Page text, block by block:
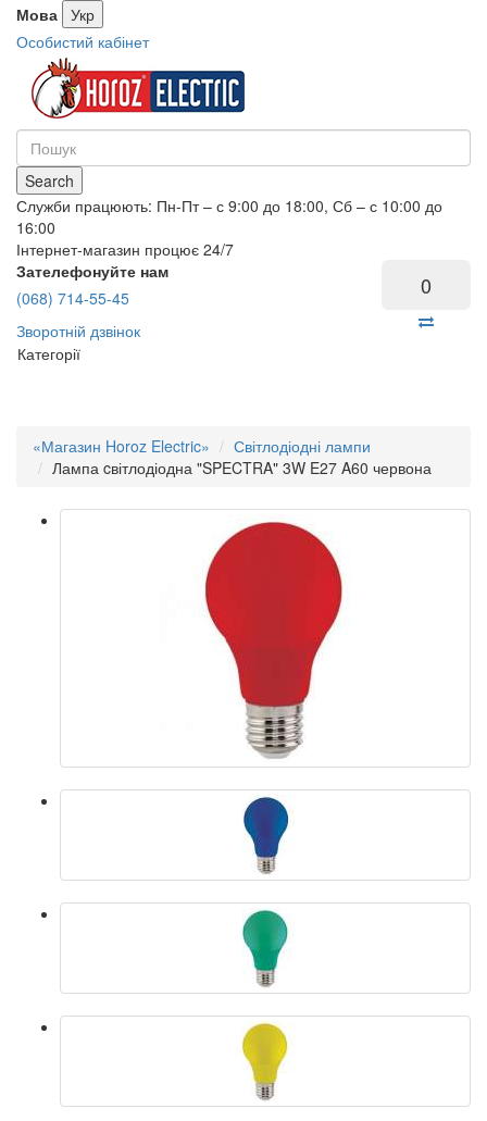
Мова Укр
Особистий кабінет
Search
Служби працюють: Пн-Пт – с 9:00 до 18:00, Сб – с 10:00 до
16:00
Інтернет-магазин процює 24/7
Зателефонуйте нам
(068) 714-55-45
Зворотній дзвінок
0
Категорії
«Магазин Horoz Electric»
Світлодіодні лампи
Лампа cвітлодіодна "SPECTRA" 3W E27 A60 червона